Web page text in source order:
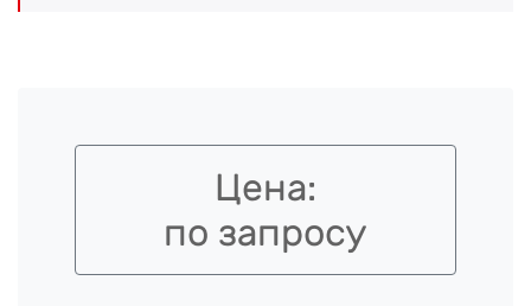
Цена:
по запросу